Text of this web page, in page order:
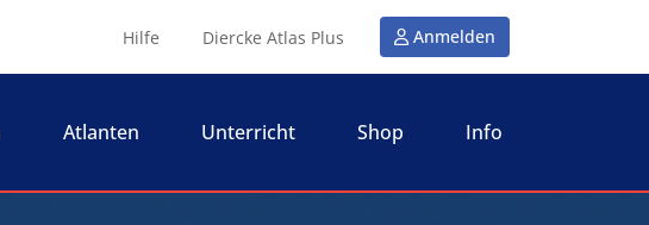
Hilfe Diercke Atlas Plus Anmelden
Atlanten Unterricht Shop Info